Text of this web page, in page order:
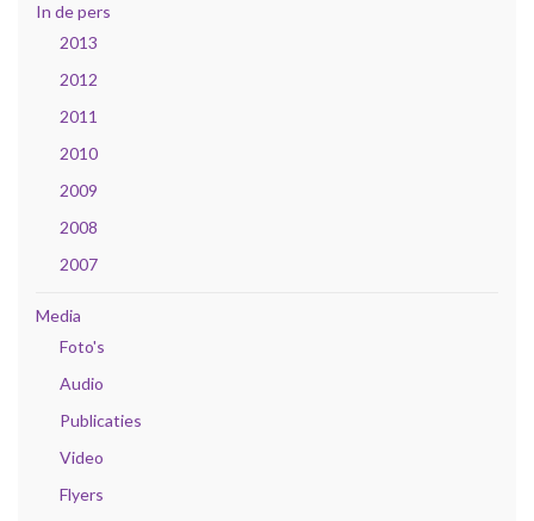
In de pers
2013
2012
2011
2010
2009
2008
2007
Media
Foto's
Audio
Publicaties
Video
Flyers